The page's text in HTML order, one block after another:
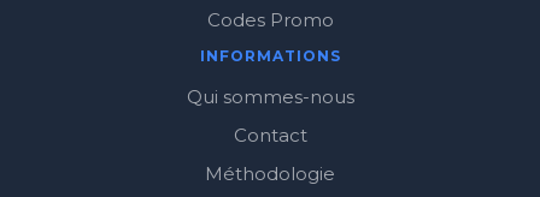
Codes Promo
INFORMATIONS
Qui sommes-nous
Contact
Méthodologie